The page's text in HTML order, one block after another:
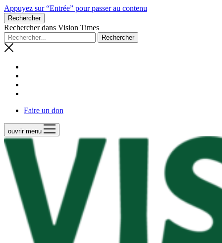
Appuyez sur “Entrée” pour passer au contenu
Rechercher
Rechercher dans Vision Times
Faire un don
ouvrir menu